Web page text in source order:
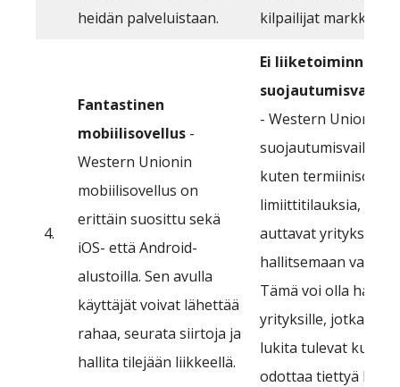
heidän palveluistaan.
kilpailijat
4.
Fantastinen
mobiilisovellus -
Western Unionin
mobiilisovellus on
erittäin suosittu sekä
iOS- että Android-
alustoilla. Sen avulla
käyttäjät voivat lähettää
rahaa, seurata siirtoja ja
hallita tilejään liikkeellä.
Ei liiketoiminnan
- Western Union ei
kuten
limiittitilauksia, jotka
auttavat yrityksiä
hallitsemaan
Tämä voi olla
yrityksille, jotka
lukita tulevat
odottaa tiettyä